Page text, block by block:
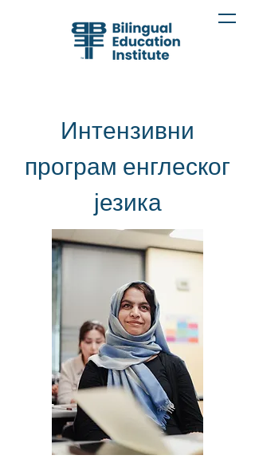
Интензивни
програм енглеског
језика